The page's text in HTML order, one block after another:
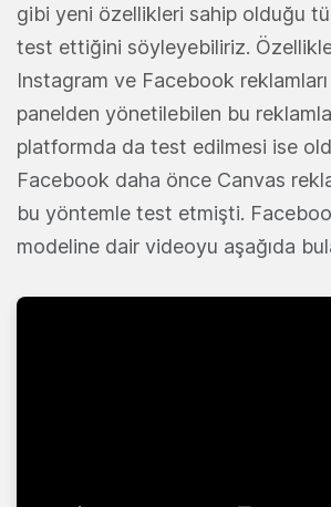
gibi yeni özellikleri sahip olduğu
test ettiğini söyleyebiliriz.
Instagram ve Facebook
panelden yönetilebilen bu
platformda da test edilmesi ise
Facebook daha önce Canvas
bu yöntemle test etmişti.
modeline dair videoyu aşağıda